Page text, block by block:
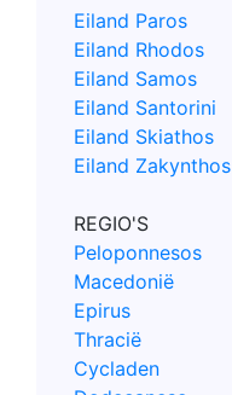
Eiland Paros
Eiland Rhodos
Eiland Samos
Eiland Santorini
Eiland Skiathos
Eiland Zakynthos
REGIO'S
Peloponnesos
Macedonië
Epirus
Thracië
Cycladen